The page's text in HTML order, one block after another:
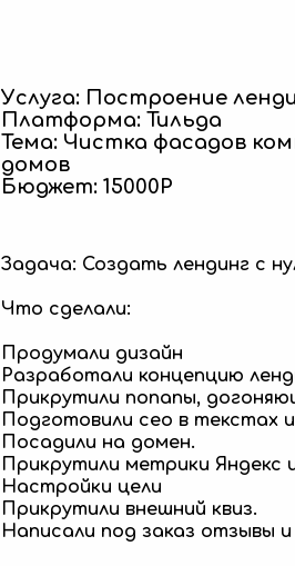
Услуга: Построение
Платформа: Тильда
Тема: Чистка фасадов
домов
Бюджет: 15000Р
Задача: Создать лендинг с
Что сделали:
Продумали дизайн
Разработали концепцию
Прикрутили попапы,
Подготовили сео в текстах
Посадили на домен.
Прикрутили метрики Яндекс
Настройки цели
Прикрутили внешний квиз.
Написали под заказ отзывы